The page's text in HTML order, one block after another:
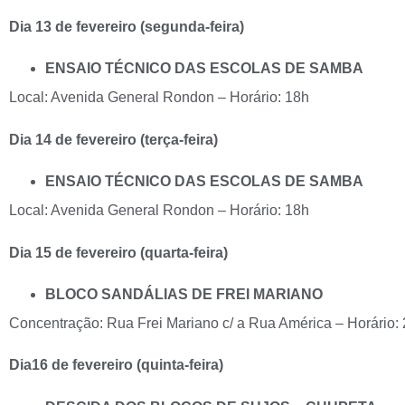
Dia 13 de fevereiro (segunda-feira)
ENSAIO TÉCNICO DAS ESCOLAS DE SAMBA
Local: Avenida General Rondon – Horário: 18h
Dia 14 de fevereiro (terça-feira)
ENSAIO TÉCNICO DAS ESCOLAS DE SAMBA
Local: Avenida General Rondon – Horário: 18h
Dia 15 de fevereiro (quarta-feira)
BLOCO SANDÁLIAS DE FREI MARIANO
Concentração: Rua Frei Mariano c/ a Rua América – Horário:
Dia16 de fevereiro (quinta-feira)